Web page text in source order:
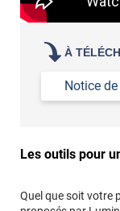
À
Notice
Les outils pour
Quel que soit votre